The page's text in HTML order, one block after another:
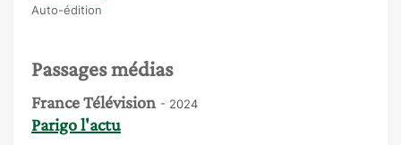
Auto-édition
Passages médias
France Télévision - 2024
Parigo l'actu